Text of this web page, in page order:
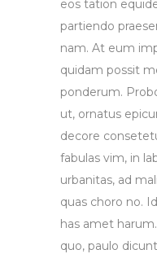
eos tation
partiendo
nam. At eum
quidam possit
ponderum.
ut, ornatus
decore
fabulas vim, in
urbanitas, ad
quas choro no.
has amet
quo, paulo